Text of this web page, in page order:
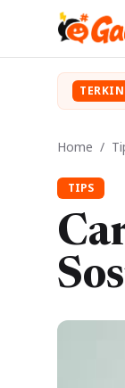
Home /
TIPS